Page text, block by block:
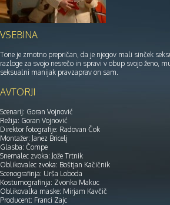
VSEBINA
Tone je zmotno prepričan, da je njegov mali sinček
razloge za svojo nesrečo in spravi v obup svojo ženo,
seksualni manijak pravzaprav on sam.
AVTORJI
Scenarij: Goran Vojnović
Režija: Goran Vojnović
Direktor fotografije: Radovan Čok
Montažer: Janez Bricelj
Glasba: Čompe
Snemalec zvoka: Jože Trtnik
Oblikovalec zvoka: Boštjan Kačičnik
Scenografinja: Urša Loboda
Kostumografinja: Zvonka Makuc
Oblikovalka maske: Mirjam Kavčič
Producent: Franci Zajc